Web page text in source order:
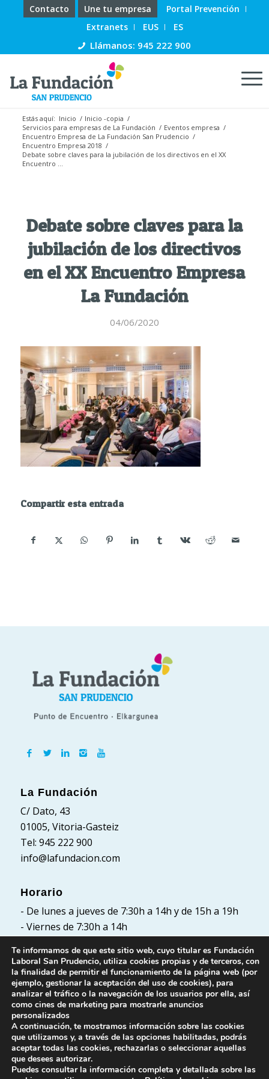
Contacto Une tu empresa
Portal Prevención
Extranets
EUS ES
Llámanos: 945 222 900
Estás aquí: Inicio / Inicio -copia /
Servicios para empresas de La Fundación / Eventos empresa /
Encuentro Empresa de La Fundación San Prudencio /
Encuentro Empresa 2018 /
Debate sobre claves para la jubilación de los directivos en el XX
Encuentro ...
Debate sobre claves para la
jubilación de los directivos
en el XX Encuentro Empresa
La Fundación
04/06/2020
Compartir esta entrada
La Fundación
C/ Dato, 43
01005, Vitoria-Gasteiz
Tel: 945 222 900
info@lafundacion.com
Horario
- De lunes a jueves de 7:30h a 14h y de 15h a 19h
- Viernes de 7:30h a 14h
Políticas
Política de Privacidad
Política de cookies
Aviso Legal
Te informamos de que este sitio web, cuyo titular es Fundación
Laboral San Prudencio, utiliza cookies propias y de terceros, con
la finalidad de permitir el funcionamiento de la página web (por
ejemplo, gestionar la aceptación del uso de cookies), para
analizar el tráfico o la navegación de los usuarios por ella, así
como cines de marketing para mostrarle anuncios
personalizados
A continuación, te mostramos información sobre las cookies
que utilizamos y, a través de las opciones habilitadas, podrás
aceptar todas las cookies, rechazarlas o seleccionar aquellas
que desees autorizar.
Puedes consultar la información completa y detallada sobre las